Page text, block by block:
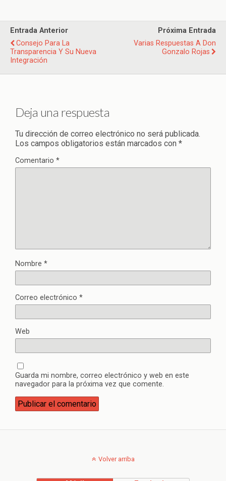
Entrada Anterior
Consejo Para La
Transparencia Y Su Nueva
Integración
Próxima Entrada
Varias Respuestas A Don
Gonzalo Rojas
Deja una respuesta
Tu dirección de correo electrónico no será publicada.
Los campos obligatorios están marcados con *
Comentario *
Nombre *
Correo electrónico *
Web
Guarda mi nombre, correo electrónico y web en este
navegador para la próxima vez que comente.
Volver arriba